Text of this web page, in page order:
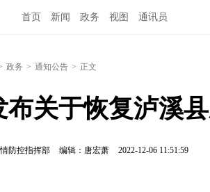
首页 新闻 政务 视图 通讯员
政务 > 通知公告 > 正文
布关于恢复泸溪
防控指挥部 编辑：唐宏萧 2022-12-06 11:51:59